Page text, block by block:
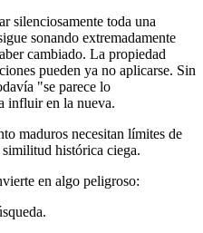
silenciosamente toda una
sonando extremadamente
cambiado. La propiedad
pueden ya no aplicarse. Sin
"se parece lo
influir en la nueva.
maduros necesitan límites de
histórica ciega.
en algo peligroso: